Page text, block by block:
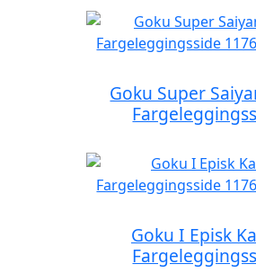
Goku Super
Goku I Episk